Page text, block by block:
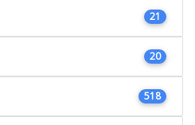
21
20
518